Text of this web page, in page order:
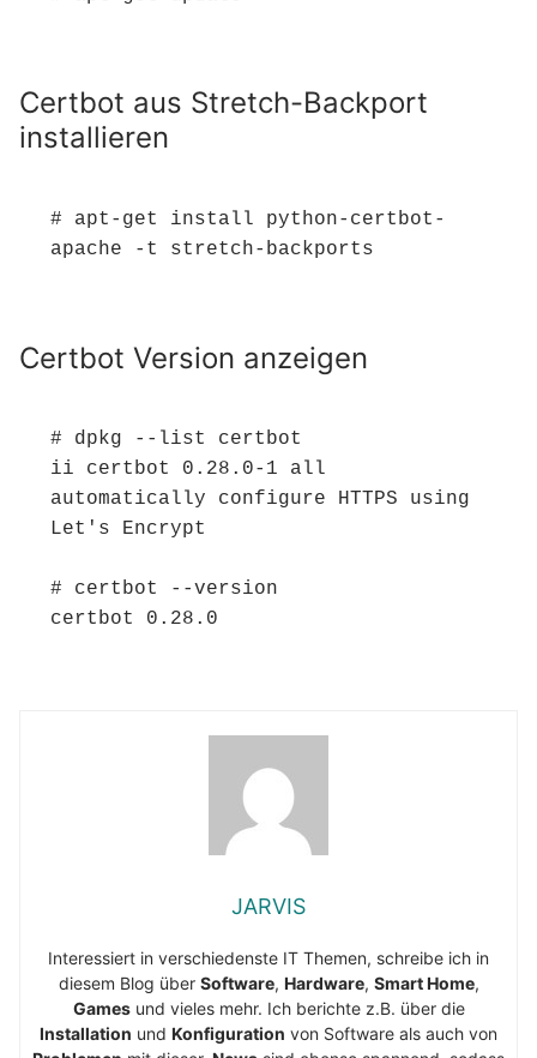
Certbot aus Stretch-Backport
installieren
# apt-get install python-certbot-
apache -t stretch-backports
Certbot Version anzeigen
# dpkg --list certbot
ii certbot 0.28.0-1 all
automatically configure HTTPS using
Let's Encrypt
# certbot --version
certbot 0.28.0
JARVIS
Interessiert in verschiedenste IT Themen, schreibe ich in
diesem Blog über Software, Hardware, Smart Home,
Gamesund vieles mehr. Ich berichte z.B. über die
Installation und Konfiguration von Software als auch von